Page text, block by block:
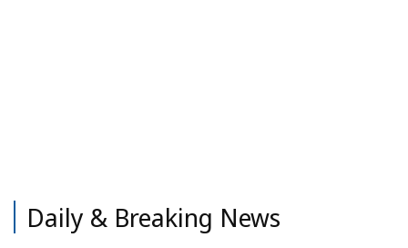
Daily & Breaking News